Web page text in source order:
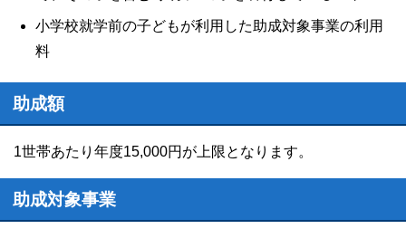
小学校就学前の子どもが利用した助成対象事業の利用
料
助成額
1世帯あたり年度15,000円が上限となります。
助成対象事業